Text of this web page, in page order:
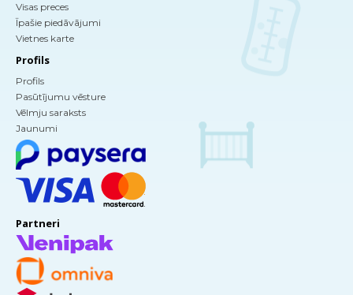
Visas preces
Īpašie piedāvājumi
Vietnes karte
Profils
Profils
Pasūtījumu vēsture
Vēlmju saraksts
Jaunumi
Partneri